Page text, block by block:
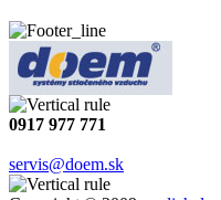
0917 977 771
servis@doem.sk